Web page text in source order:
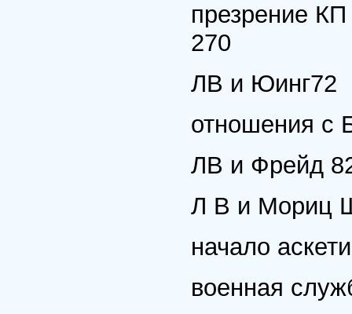
презрение
270
ЛВ и Юинг72
отношения с
ЛВ и Фрейд
Л В и Мориц
начало
военная